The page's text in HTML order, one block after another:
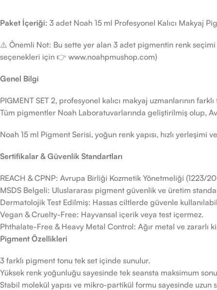
Paket İçeriği: 3 adet Noah 15 ml Profesyonel Kalıcı Makyaj
⚠️ Önemli Not: Bu sette yer alan 3 adet pigmentin renk seçimi
seçenekleri için 👉 www.noahpmushop.com)
Genel Bilgi
PIGMENT SET 2, profesyonel kalıcı makyaj uzmanlarının
Tüm pigmentler Noah Laboratuvarlarında geliştirilmiş olup,
Noah 15 ml Pigment Serisi, yoğun renk yapısı, hızlı yerleşimi
Sertifikalar & Güvenlik Standartları
REACH & CPNP: Avrupa Birliği Kozmetik Yönetmeliği (1223/
MSDS Belgeli: Uluslararası pigment güvenlik ve üretim
Dermatolojik Test Edilmiş: Hassas ciltlerde güvenle
Vegan & Cruelty-Free: Hayvansal içerik veya test içermez.
Phthalate-Free & Heavy Metal Control: Ağır metal ve zararlı
Pigment Özellikleri
3 farklı pigment tonu tek set içinde sunulur.
Yüksek renk yoğunluğu sayesinde tek seansta maksimum
Stabil molekül yapısı ve mikro-partikül formu sayesinde uzun